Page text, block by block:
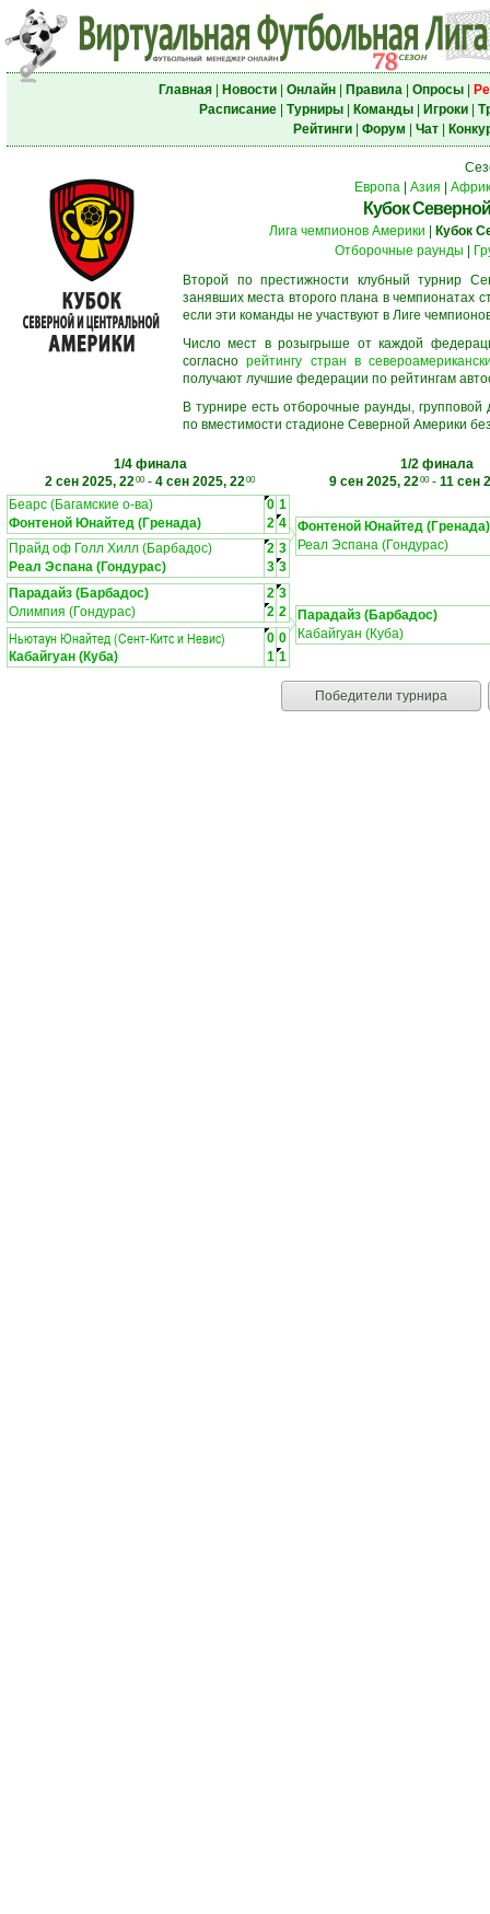
Главная| Новости| Онлайн| Правила| Опросы|
Расписание| Турниры| Команды| Игроки|
Рейтинги| Форум Чат|
Европа| Азия
Кубок
Лига чемпионов Америки
Кубок
Отборочные раунды
Второй по престижности клубный турнир
занявших места второго плана в чемпионатах
если эти команды не участвуют в Лиге
Число мест в розыгрыше от каждой
согласнорейтингу стран в
получают лучшие федерации по рейтингам
В турнире есть отборочные раунды,
по вместимости стадионе Северной Америки
1/4 финала
2 сен 2025, 2200- 4 сен 2025, 2200
1/2 финала
9 сен 2025, 2200- 11 сен
Беарс (Багамские о-ва)
0 1
Фонтеной Юнайтед (Гренада)
2 4
Прайд оф Голл Хилл (Барбадос)
2 3
Реал Эспана (Гондурас)
3 3
Фонтеной Юнайтед (Гренада)
Реал Эспана (Гондурас)
Парадайз (Барбадос) 2 3
Олимпия (Гондурас)
2 2
Ньютаун Юнайтед (Сент-Китс и Невис) 0 0
Кабайгуан (Куба)
1 1
Парадайз (Барбадос)
Кабайгуан (Куба)
Победители турнира